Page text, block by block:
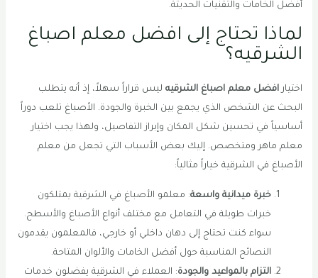
أفضل الخامات والتقنيات الحديثة.
لماذا تحتاج إلى افضل معلم اصباغ
الشرقيه؟
اختيارافضل معلم اصباغ الشرقيه ليس قراراً سهلاً، إذ أنه يتطلب
البحث عن الشخص الذي يجمع بين الخبرة والجودة. الأصباغ تلعب دوراً
أساسياً في تحسين شكل المكان وإبراز التفاصيل، ولهذا يجب اختيار
معلم ماهر ومتخصص. إليك بعض الأسباب التي تجعل من معلم
الأصباغ في الشرقية خياراً مثالياً:
خبرة ميدانية واسعة: معلمو الأصباغ في الشرقية يمتلكون
خبرات طويلة في التعامل مع مختلف أنواع الأصباغ والأسطح.
سواء كنت تحتاج إلى دهان داخلي أو خارجي، فالمعلمون يقدمون
النصائح المناسبة حول أفضل الخامات والألوان المتاحة.
التزام بالمواعيد والجودة: العملاء في الشرقية يفضلون خدمات